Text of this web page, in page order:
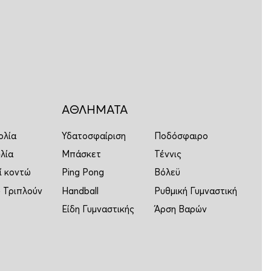
κοντώ
ΑΘΛΗΜΑΤΑ
Υδατοσφαίριση
Ποδόσφαιρο
Μπάσκετ
Τέννις
Ping Pong
Βόλεϋ
Handball
Ρυθμική Γυμναστική
Είδη Γυμναστικής
Άρση Βαρών